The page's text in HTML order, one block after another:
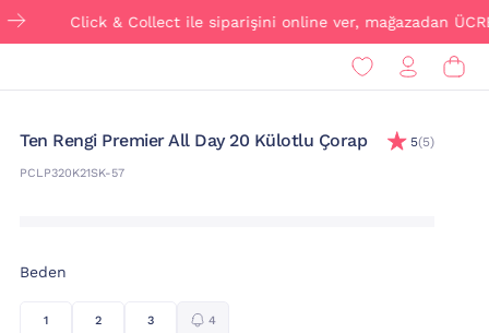
Click & Collect ile siparişini online ver, mağazadan ÜCRETSİZ
Ten Rengi Premier All Day 20 Külotlu Çorap
PCLP320K21SK-57
5(5)
Beden
1 2 3 4